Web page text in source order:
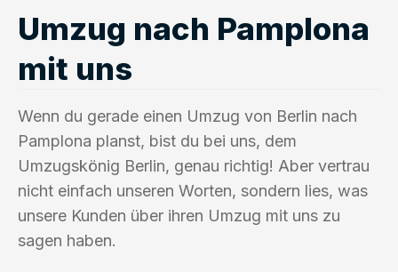
Umzug nach Pamplona
mit uns
Wenn du gerade einen Umzug von Berlin nach
Pamplona planst, bist du bei uns, dem
Umzugskönig Berlin, genau richtig! Aber vertrau
nicht einfach unseren Worten, sondern lies, was
unsere Kunden über ihren Umzug mit uns zu
sagen haben.